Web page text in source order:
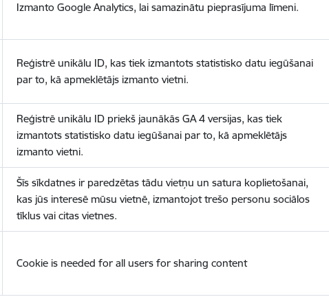
Izmanto Google Analytics, lai samazinātu pieprasījuma līmeni.
Reģistrē unikālu ID, kas tiek izmantots statistisko datu iegūšanai
par to, kā apmeklētājs izmanto vietni.
Reģistrē unikālu ID priekš jaunākās GA 4 versijas, kas tiek
izmantots statistisko datu iegūšanai par to, kā apmeklētājs
izmanto vietni.
Šīs sīkdatnes ir paredzētas tādu vietņu un satura koplietošanai,
kas jūs interesē mūsu vietnē, izmantojot trešo personu sociālos
tīklus vai citas vietnes.
Cookie is needed for all users for sharing content